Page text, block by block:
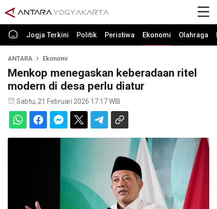
Jogja Terkini Politik Peristiwa Ekonomi Olahraga
ANTARA Ekonomi
Menkop menegaskan keberadaan ritel
modern di desa perlu diatur
Sabtu, 21 Februari 2026 17:17 WIB